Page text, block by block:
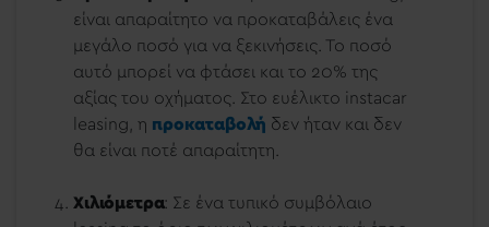
είναι απαραίτητο να προκαταβάλεις ένα
μεγάλο ποσό για να ξεκινήσεις. Το ποσό
αυτό μπορεί να φτάσει και το 20% της
αξίας του οχήματος. Στο ευέλικτο instacar
leasing, η προκαταβολή δεν ήταν και δεν
θα είναι ποτέ απαραίτητη.
Χιλιόμετρα: Σε ένα τυπικό συμβόλαιο